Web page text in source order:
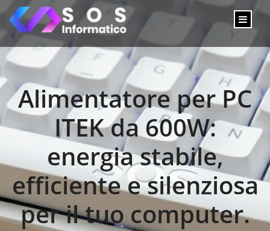
Alimentatore per PC
ITEK da 600W:
energia stabile,
efficiente e silenziosa
per il tuo computer.